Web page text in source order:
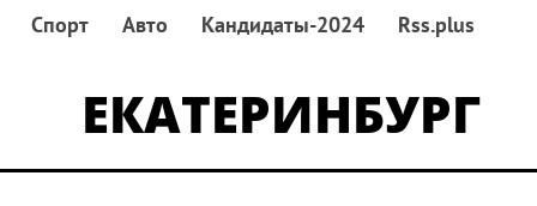
Спорт Авто Кандидаты-2024 Rss.plus
ЕКАТЕРИНБУРГ